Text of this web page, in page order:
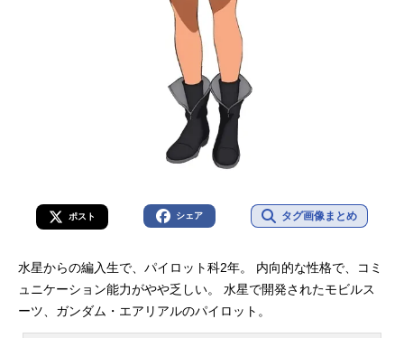
ポスト シェア タグ画像まとめ
水星からの編入生で、パイロット科2年。 内向的な性格で、コミ
ュニケーション能力がやや乏しい。 水星で開発されたモビルス
ーツ、ガンダム・エアリアルのパイロット。